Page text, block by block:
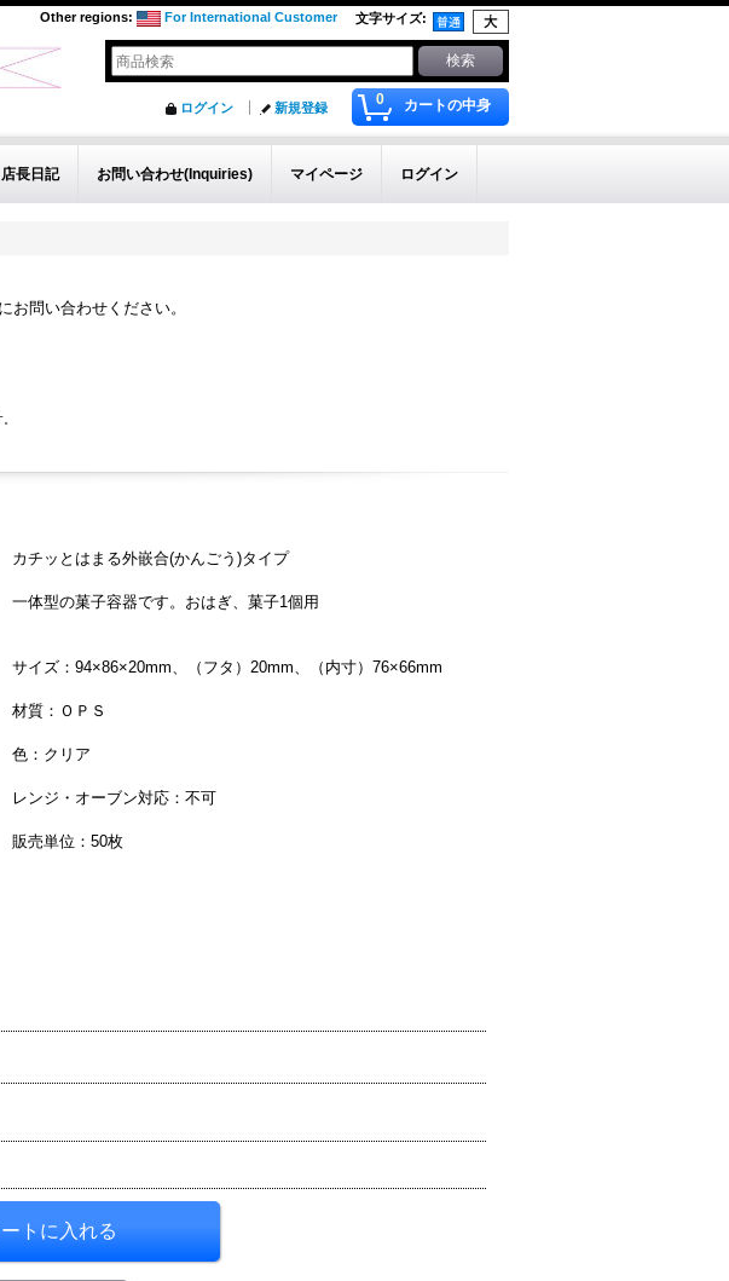
文字サイズ:
Other regions: For International Customer
0 カートの中身
ログイン 新規登録
店長日記 お問い合わせ(Inquiries) マイページ ログイン
お問い合わせください。
カチッとはまる外嵌合(かんごう)タイプ
一体型の菓子容器です。おはぎ、菓子1個用
サイズ：94×86×20mm、（フタ）20mm、（内寸）76×66mm
材質：ＯＰＳ
色：クリア
レンジ・オーブン対応：不可
販売単位：50枚